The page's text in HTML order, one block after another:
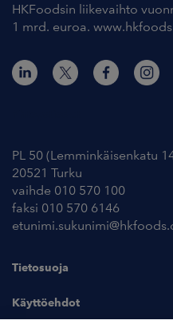
HKFoodsin liikevaihto
1 mrd. euroa.
PL 50 (Lemminkäisenkatu
20521 Turku
vaihde 010 570 100
faksi 010 570 6146
Tietosuoja
Käyttöehdot